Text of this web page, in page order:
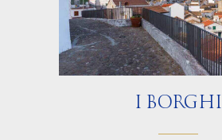
I BORGHI